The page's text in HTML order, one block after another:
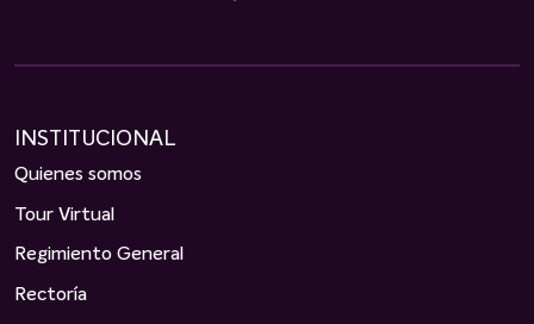
INSTITUCIONAL
Quienes somos
Tour Virtual
Regimiento General
Rectoría